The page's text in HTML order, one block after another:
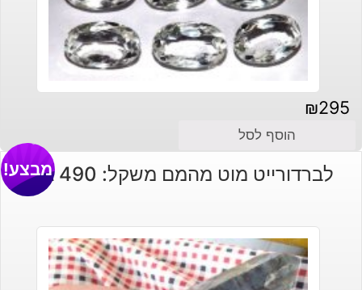
₪295
הוסף לסל
לברדורייט מוט מהמם משקל: 490 גרם מבצע!